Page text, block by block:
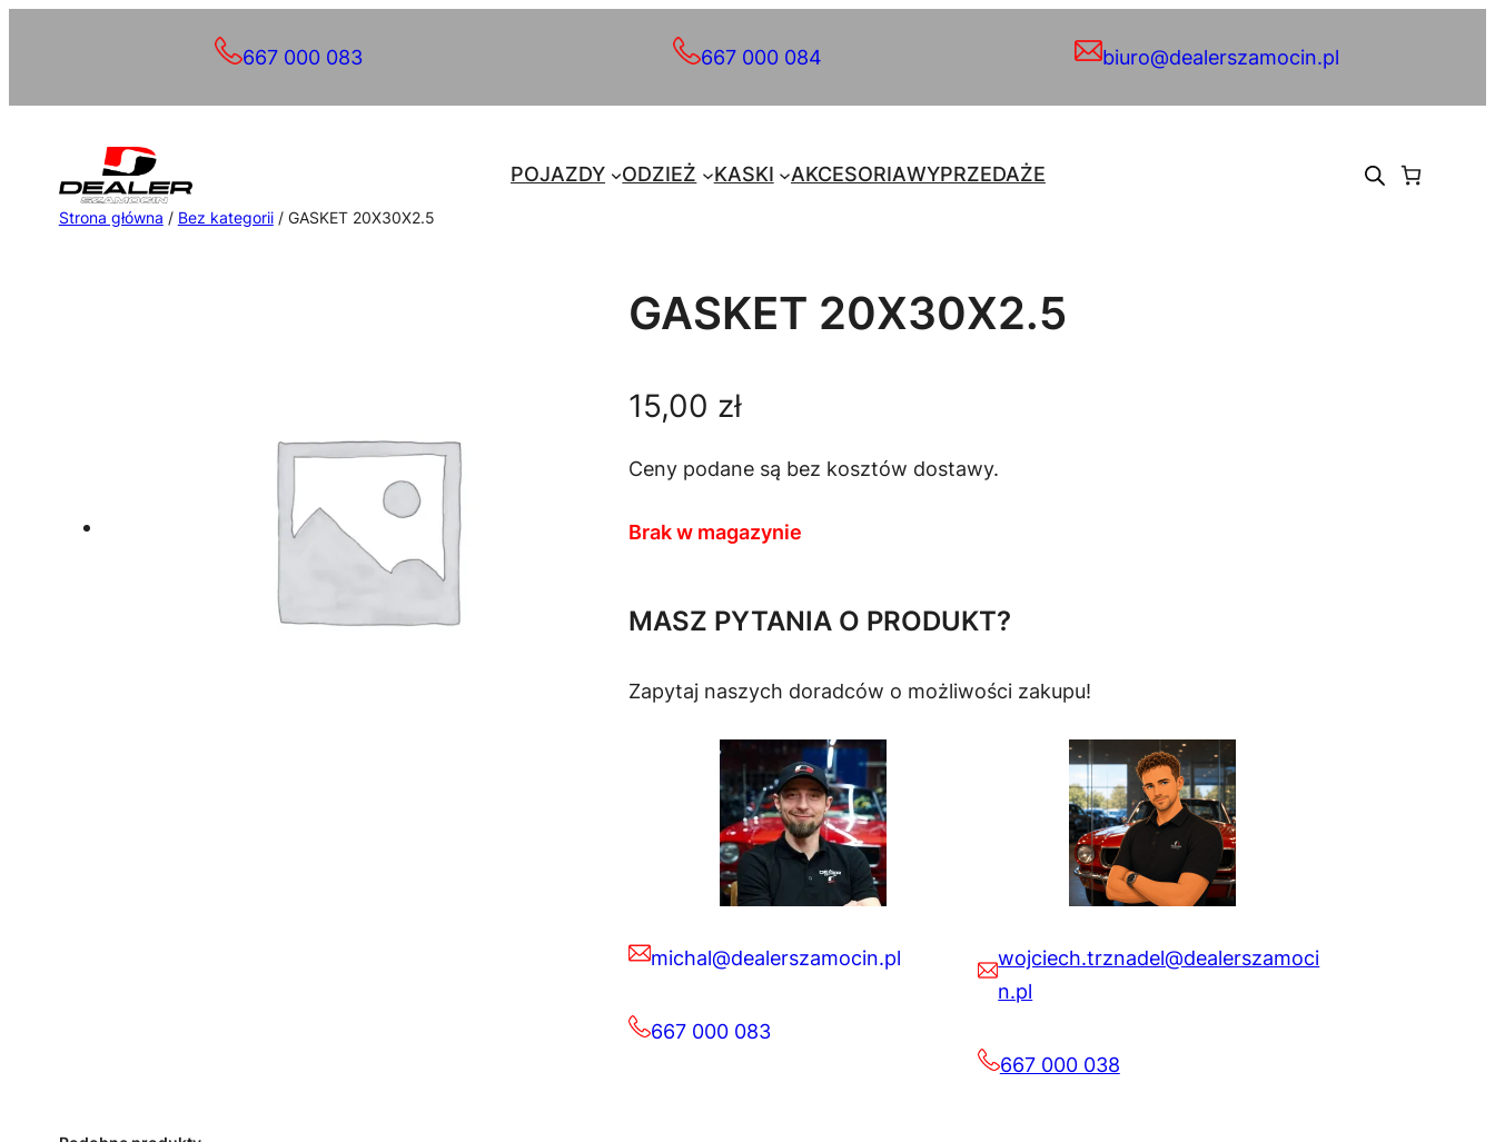
667 000 083 667 000 084 biuro@dealerszamocin.pl
POJAZDY ODZIEŻ KASKI AKCESORIAWYPRZEDAŻE
Strona główna / Bez kategorii/ GASKET 20X30X2.5
GASKET 20X30X2.5
15,00 zł
Ceny podane są bez kosztów dostawy.
Brak w magazynie
MASZ PYTANIA O PRODUKT?
Zapytaj naszych doradców o możliwości zakupu!
michal@dealerszamocin.pl
667 000 083
wojciech.trznadel@dealerszamoci
n.pl
667 000 038